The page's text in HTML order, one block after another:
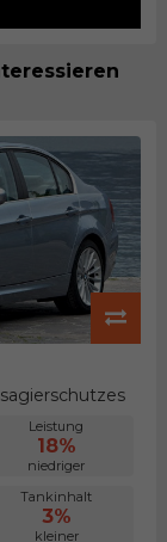
Leistung
18%
niedriger
Tankinhalt
3%
kleiner